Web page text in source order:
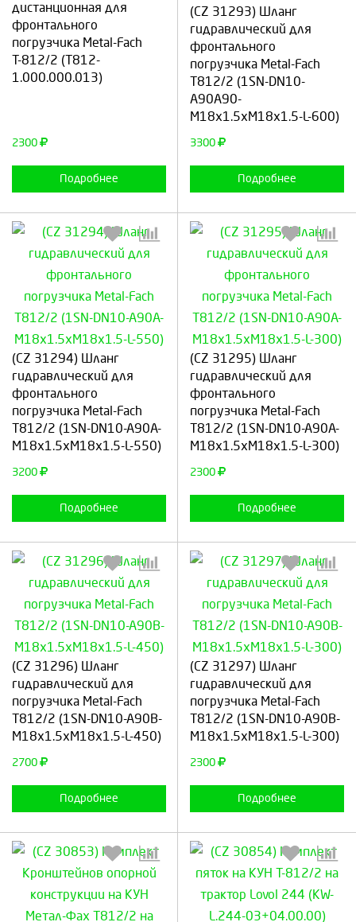
дистанционная для
фронтального
погрузчика Metal-Fach
Т-812/2 (Т812-
1.000.000.013)
2300
Подробнее
Продолжить
(CZ 31293) Шланг
гидравлический для
фронтального
погрузчика Metal-Fach
Т812/2 (1SN-DN10-
A90A90-
M18x1.5xM18x1.5-L-600)
3300
Подробнее
Продолжить Отмена
(CZ 31294) Шланг
гидравлический для
фронтального
погрузчика Metal-Fach
Т812/2 (1SN-DN10-A90A-
M18x1.5xM18x1.5-L-550)
3200
Подробнее
Выберите количество:
Продолжить Отмена
(CZ 31295) Шланг
гидравлический для
фронтального
погрузчика Metal-Fach
Т812/2 (1SN-DN10-A90A-
M18x1.5xM18x1.5-L-300)
2300
Подробнее
Выберите количество:
Продолжить Отмена
(CZ 31296) Шланг
гидравлический для
погрузчика Metal-Fach
Т812/2 (1SN-DN10-A90B-
M18x1.5xM18x1.5-L-450)
2700
Подробнее
Выберите количество:
Продолжить Отмена
(CZ 31297) Шланг
гидравлический для
погрузчика Metal-Fach
Т812/2 (1SN-DN10-A90B-
M18x1.5xM18x1.5-L-300)
2300
Подробнее
Выберите количество:
Продолжить Отмена